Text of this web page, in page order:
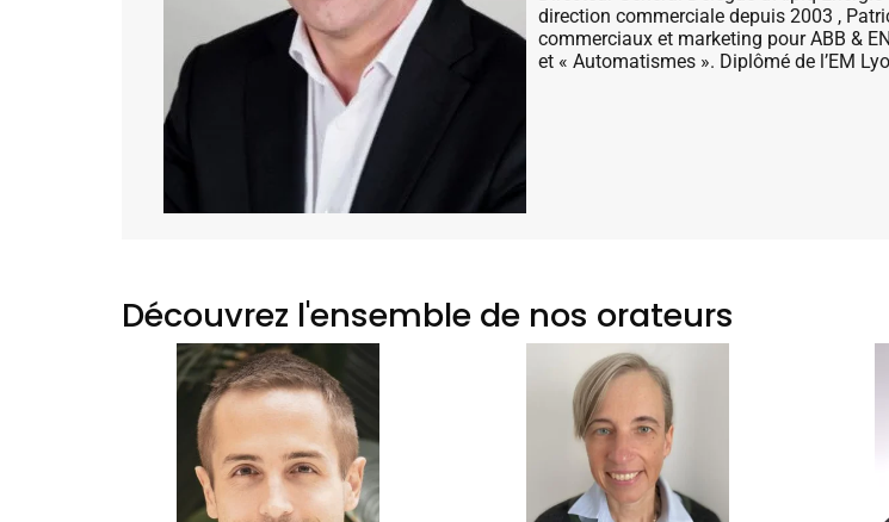
direction commerciale depuis 2003 ,
commerciaux et marketing pour ABB &
et « Automatismes ». Diplômé de l’EM
Découvrez l'ensemble de nos orateurs